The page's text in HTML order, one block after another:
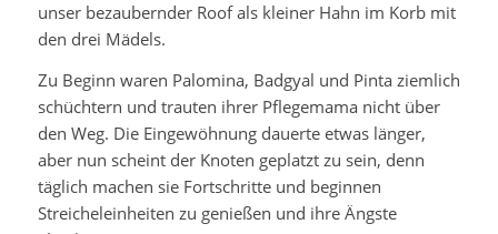
unser bezaubernder Roof als kleiner Hahn im Korb mit
den drei Mädels.
Zu Beginn waren Palomina, Badgyal und Pinta ziemlich
schüchtern und trauten ihrer Pflegemama nicht über
den Weg. Die Eingewöhnung dauerte etwas länger,
aber nun scheint der Knoten geplatzt zu sein, denn
täglich machen sie Fortschritte und beginnen
Streicheleinheiten zu genießen und ihre Ängste